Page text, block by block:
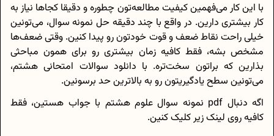
با این کار می‌فهمین کیفیت مطالعه‌تون چطوره و دقیقا کجاها نیاز به
کار بیشتری دارین. در واقع با چند دقیقه حل نمونه سوال، می‌تونین
خیلی راحت نقاط ضعف و قوت خودتون رو پیدا کنین. وقتی ضعف‌ها
مشخص بشه، فقط کافیه زمان بیشتری رو برای همون مباحثی
بذارین که براتون سخت‌تره. با دانلود سوالات امتحانی هشتم،
می‌تونین سطح یادگیریتون رو به بالاترین حد برسونین.
اگه دنبال pdf نمونه سوال علوم هشتم با جواب هستین، فقط
کافیه روی لینک زیر کلیک کنین.